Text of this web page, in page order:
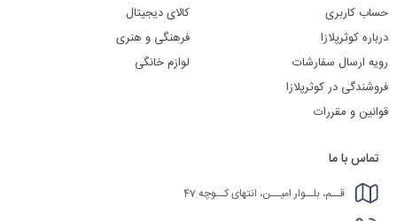
حساب کاربری
درباره کوثرپلازا
رویه ارسال سفارشات
فروشندگی در کوثرپلازا
قوانین و مقررات
کالای دیجیتال
فرهنگی و هنری
لوازم خانگی
تماس با ما
قــم، بلــوار امیــن، انتهای کــوچه 47